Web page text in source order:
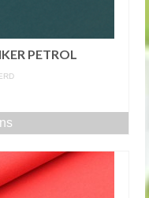
PETROL